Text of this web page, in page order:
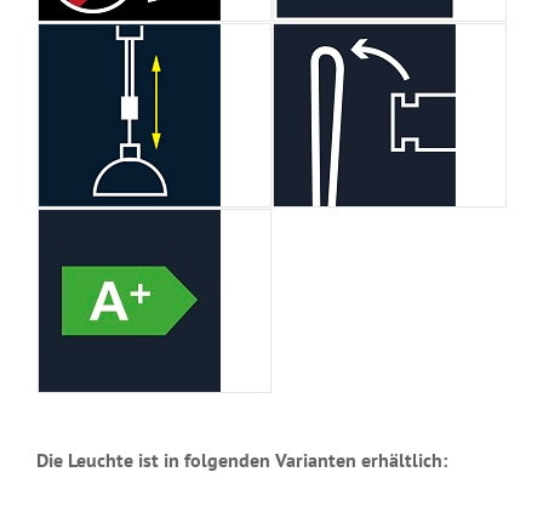
Die Leuchte ist in folgenden Varianten erhältlich: